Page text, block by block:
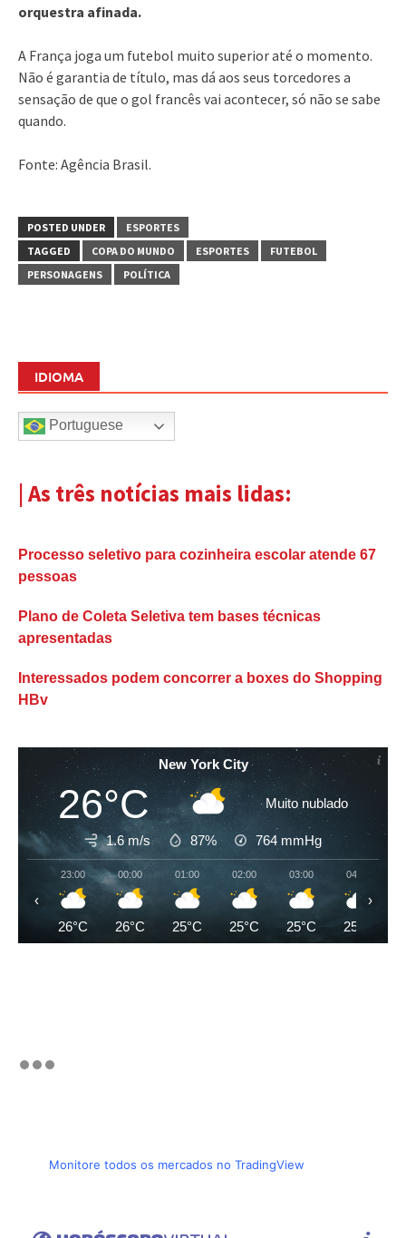
orquestra afinada.
A França joga um futebol muito superior até o momento.
Não é garantia de título, mas dá aos seus torcedores a
sensação de que o gol francês vai acontecer, só não se sabe
quando.
Fonte: Agência Brasil.
POSTED UNDER
ESPORTES
TAGGED
COPA DO MUNDO ESPORTES
FUTEBOL
PERSONAGENS
POLÍTICA
IDIOMA
Portuguese
| As três notícias mais lidas:
Processo seletivo para cozinheira escolar atende 67
pessoas
Plano de Coleta Seletiva tem bases técnicas
apresentadas
Interessados podem concorrer a boxes do Shopping
HBv
New York City
26°C Muito nublado
1.6 m/s 87% 764 mmHg
23:00
26°C
00:00
26°C
01:00
25°C
02:00
25°C
03:00
25°C
04:00
25°C
‹ ›
Monitore todos os mercados no TradingView